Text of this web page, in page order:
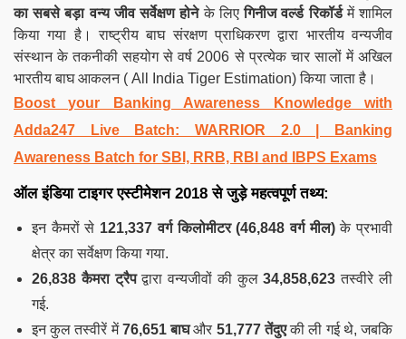
का सबसे बड़ा वन्‍य जीव सर्वेक्षण होनेके लिएगिनीज वर्ल्ड रिकॉर्डमें शामिल
किया गया है। राष्ट्रीय बाघ संरक्षण प्राधिकरण द्वारा भारतीय वन्यजीव
संस्थान के तकनीकी सहयोग से वर्ष 2006 से प्रत्येक चार सालों में अखिल
भारतीय बाघ आकलन ( All India Tiger Estimation) किया जाता है।
Boost your Banking Awareness Knowledge with
Adda247 Live Batch: WARRIOR 2.0 | Banking
Awareness Batch for SBI, RRB, RBI and IBPS Exams
ऑल इंडिया टाइगर एस्टीमेशन 2018 से जुड़े महत्वपूर्ण तथ्य:
इन कैमरों से 121,337 वर्ग किलोमीटर (46,848 वर्ग मील)के प्रभावी
क्षेत्र का सर्वेक्षण किया गया.
26,838 कैमरा ट्रैपद्वारा वन्यजीवों की कुल34,858,623 तस्वीरे ली
गई.
इन कुल तस्वीरें में76,651 बाघऔर 51,777 तेंदुएकी ली गई थे, जबकि